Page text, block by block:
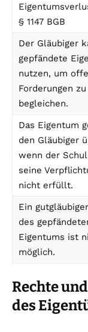
§ 1147 BGB
Der Gläubiger
gepfändete
nutzen, um
Forderungen zu
begleichen.
Das Eigentum
den Gläubiger
wenn der
seine
nicht erfüllt.
Ein
des
Eigentums ist
möglich.
Rechte
des